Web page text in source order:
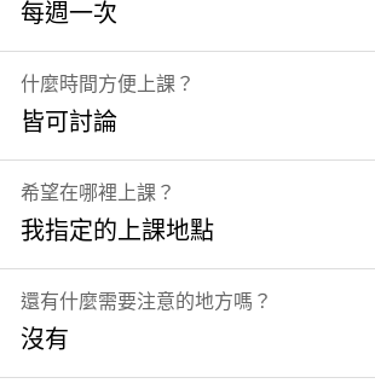
每週一次
什麼時間方便上課？
皆可討論
希望在哪裡上課？
我指定的上課地點
還有什麼需要注意的地方嗎？
沒有